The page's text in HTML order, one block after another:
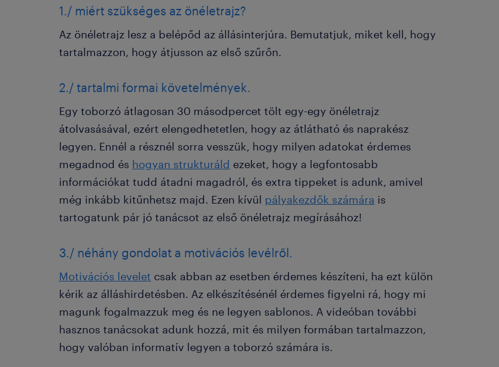
1./ miért szükséges az önéletrajz?
Az önéletrajz lesz a belépőd az állásinterjúra. Bemutatjuk, miket kell, hogy
tartalmazzon, hogy átjusson az első szűrőn.
2./ tartalmi formai követelmények.
Egy toborzó átlagosan 30 másodpercet tölt egy-egy önéletrajz
átolvasásával, ezért elengedhetetlen, hogy az átlátható és naprakész
legyen. Ennél a résznél sorra vesszük, hogy milyen adatokat érdemes
megadnod és hogyan strukturáld ezeket, hogy a legfontosabb
információkat tudd átadni magadról, és extra tippeket is adunk, amivel
még inkább kitűnhetsz majd. Ezen kívül pályakezdők számára is
tartogatunk pár jó tanácsot az első önéletrajz megírásához!
3./ néhány gondolat a motivációs levélről.
Motivációs levelet csak abban az esetben érdemes készíteni, ha ezt külön
kérik az álláshirdetésben. Az elkészítésénél érdemes figyelni rá, hogy mi
magunk fogalmazzuk meg és ne legyen sablonos. A videóban további
hasznos tanácsokat adunk hozzá, mit és milyen formában tartalmazzon,
hogy valóban informatív legyen a toborzó számára is.